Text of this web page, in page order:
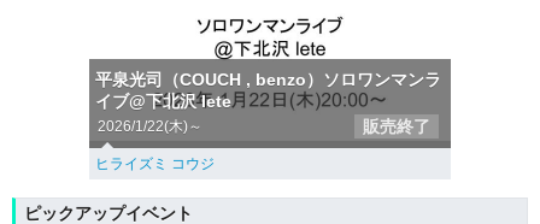
平泉光司（COUCH , benzo）ソロワンマンラ
イブ@下北沢 lete
2026/1/22(木)～ 販売終了
ヒライズミ コウジ
ピックアップイベント